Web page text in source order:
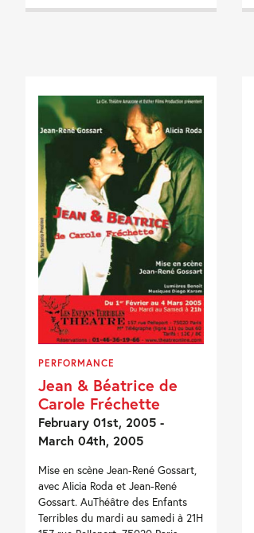
PERFORMANCE
Jean & Béatrice de
Carole Fréchette
February 01st, 2005 -
March 04th, 2005
Mise en scène Jean-René Gossart,
avec Alicia Roda et Jean-René
Gossart. AuThéâtre des Enfants
Terribles du mardi au samedi à 21H